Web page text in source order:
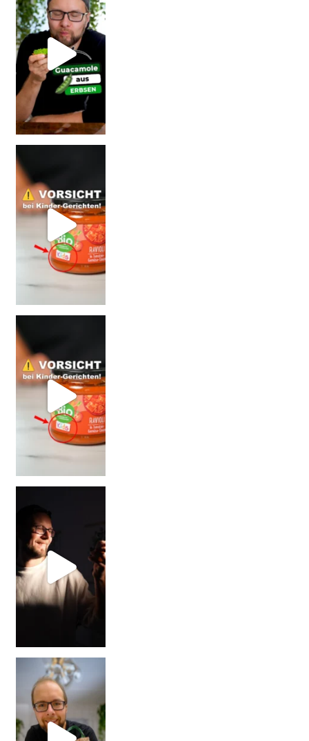
Vorsicht: Fallt nicht auf Kinder-Gerichte rein!
= BESSER?
Falsch gedacht!
W